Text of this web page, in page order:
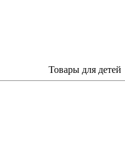
Товары для детей